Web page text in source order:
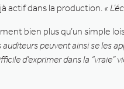
actif dans la production. «
bien plus qu’un simple
auditeurs peuvent ainsi se les
d’exprimer dans la “vraie”